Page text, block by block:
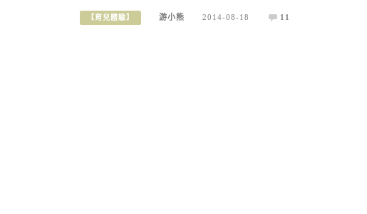
【育兒體驗】 游小熊 2014-08-18 11